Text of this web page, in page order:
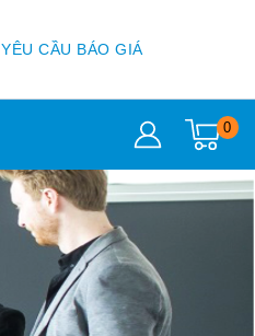
YÊU CẦU BÁO GIÁ
0